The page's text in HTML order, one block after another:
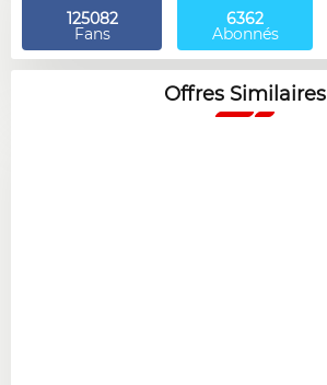
125082
Fans
6362
Abonnés
Offres Similaires